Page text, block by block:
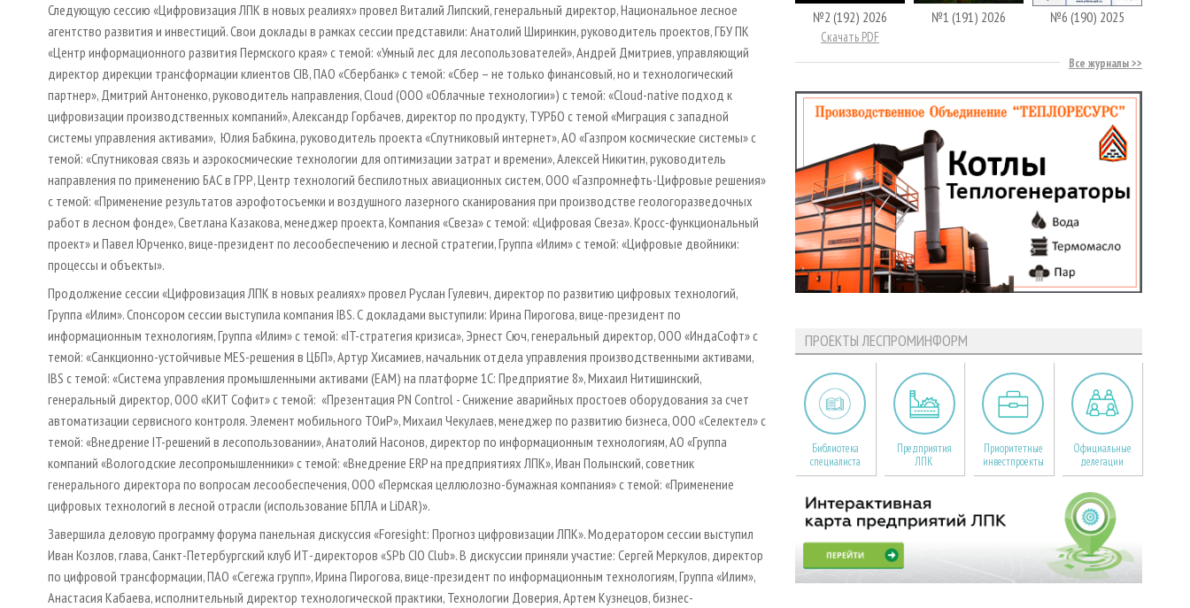
Следующую сессию «Цифровизация ЛПК в новых реалиях» провел Виталий Липский, генеральный директор, Национальное лесное
агентство развития и инвестиций. Свои доклады в рамках сессии представили: Анатолий Ширинкин, руководитель проектов, ГБУ ПК
«Центр информационного развития Пермского края» с темой: «Умный лес для лесопользователей», Андрей Дмитриев, управляющий
директор дирекции трансформации клиентов CIB, ПАО «Сбербанк» с темой: «Сбер – не только финансовый, но и технологический
партнер», Дмитрий Антоненко, руководитель направления, Cloud (ООО «Облачные технологии») с темой: «Cloud-native подход к
цифровизации производственных компаний», Александр Горбачев, директор по продукту, ТУРБО с темой «Миграция с западной
системы управления активами», Юлия Бабкина, руководитель проекта «Спутниковый интернет», АО «Газпром космические системы» с
темой: «Спутниковая связь и аэрокосмические технологии для оптимизации затрат и времени», Алексей Никитин, руководитель
направления по применению БАС в ГРР, Центр технологий беспилотных авиационных систем, ООО «Газпромнефть-Цифровые решения»
с темой: «Применение результатов аэрофотосъемки и воздушного лазерного сканирования при производстве геологоразведочных
работ в лесном фонде», Светлана Казакова, менеджер проекта, Компания «Свеза» с темой: «Цифровая Свеза». Кросс-функциональный
проект» и Павел Юрченко, вице-президент по лесообеспечению и лесной стратегии, Группа «Илим» с темой: «Цифровые двойники:
процессы и объекты».
Продолжение сессии «Цифровизация ЛПК в новых реалиях» провел Руслан Гулевич, директор по развитию цифровых технологий,
Группа «Илим». Спонсором сессии выступила компания IBS. С докладами выступили: Ирина Пирогова, вице-президент по
информационным технологиям, Группа «Илим» с темой: «IT-стратегия кризиса», Эрнест Сюч, генеральный директор, ООО «ИндаСофт» с
темой: «Санкционно-устойчивые MES-решения в ЦБП», Артур Хисамиев, начальник отдела управления производственными активами,
IBS с темой: «Система управления промышленными активами (EAM) на платформе 1С: Предприятие 8», Михаил Нитишинский,
генеральный директор, ООО «КИТ Софит» с темой: «Презентация PN Control - Снижение аварийных простоев оборудования за счет
автоматизации сервисного контроля. Элемент мобильного ТОиР», Михаил Чекулаев, менеджер по развитию бизнеса, ООО «Селектел» с
темой: «Внедрение IT-решений в лесопользовании», Анатолий Насонов, директор по информационным технологиям, АО «Группа
компаний «Вологодские лесопромышленники» с темой: «Внедрение ERP на предприятиях ЛПК», Иван Полынский, советник
генерального директора по вопросам лесообеспечения, ООО «Пермская целлюлозно-бумажная компания» с темой: «Применение
цифровых технологий в лесной отрасли (использование БПЛА и LiDAR)».
Завершила деловую программу форума панельная дискуссия «Foresight: Прогноз цифровизации ЛПК». Модератором сессии выступил
Иван Козлов, глава, Санкт-Петербургский клуб ИТ-директоров «SPb CIO Club». В дискуссии приняли участие: Сергей Меркулов, директор
по цифровой трансформации, ПАО «Сегежа групп», Ирина Пирогова, вице-президент по информационным технологиям, Группа «Илим»,
Анастасия Кабаева, исполнительный директор технологической практики, Технологии Доверия, Артем Кузнецов, бизнес-
№2 (192) 2026
Скачать PDF
№1 (191) 2026 №6 (190) 2025
Все журналы
ПРОЕКТЫ ЛЕСПРОМИНФОРМ
Библиотека
специалиста
Предприятия
ЛПК
Приоритетные
инвестпроекты
Официальные
делегации